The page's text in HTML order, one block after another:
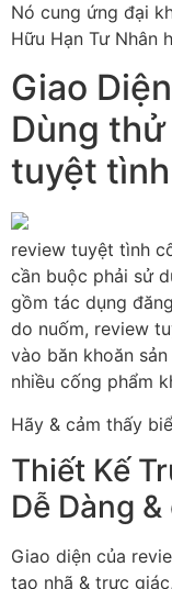
Nó cung ứng đại
Hữu Hạn Tư Nhân
Giao
Dùng
tuyệt
review tuyệt tình
cần buộc phải sử
gồm tác dụng
do nuốm, review
vào băn khoăn
nhiều cống phẩm
Hãy & cảm thấy
Thiết Kế
Dễ Dàng
Giao diện của
tao nhã & trực